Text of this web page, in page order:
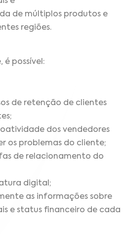
de múltiplos produtos e
regiões.
é possível:
de retenção de clientes
dos vendedores
os problemas do cliente;
de relacionamento do
digital;
as informações sobre
e status financeiro de cada